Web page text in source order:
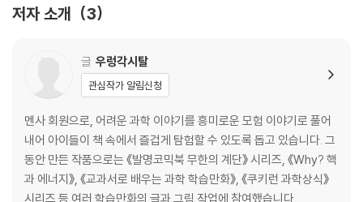
멸종 돋보기: 백악기의 조류 106p
티라노사우루스 렉스의 불안 114p
멸종 생물 도감 131p
4장 올리고세_새로운 시대의 주인 132p
멸종 돋보기: 올리고세 평원의 포유류 143p
파라케라테리움의 초대 146p
멸종 생물 도감 171p
저자 소개 3
글 우렁각시탈
관심작가 알림신청
멘사 회원으로, 어려운 과학 이야기를 흥미로운 모험 이야기로 풀어
내어 아이들이 책 속에서 즐겁게 탐험할 수 있도록 돕고 있습니다. 그
동안 만든 작품으로는 《발명코믹북 무한의 계단》 시리즈, 《Why? 핵
과 에너지》, 《교과서로 배우는 과학 학습만화》, 《쿠키런 과학상식》
시리즈 등 여러 학습만화의 글과 그림 작업에 참여했습니다.